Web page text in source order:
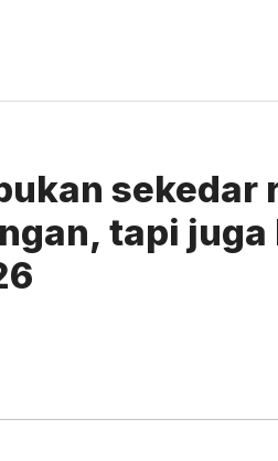
sekedar
tapi juga